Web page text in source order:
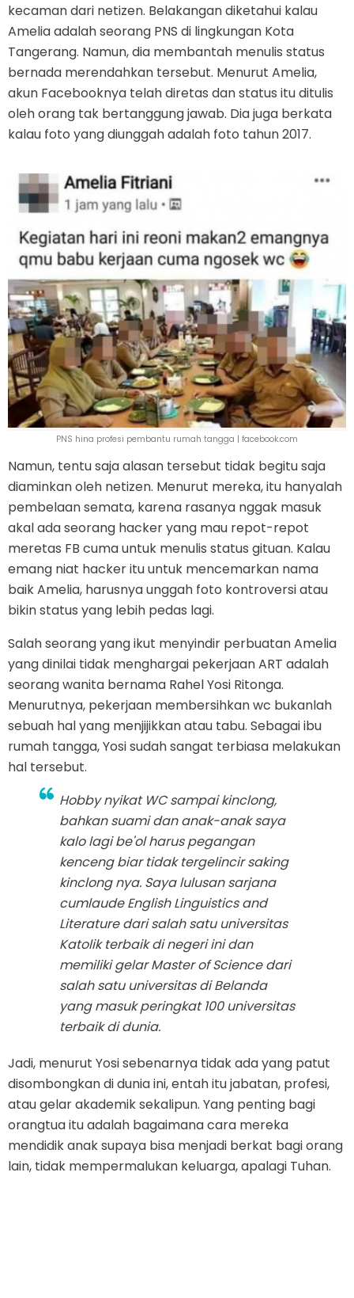
kecaman dari netizen. Belakangan diketahui kalau
Amelia adalah seorang PNS di lingkungan Kota
Tangerang. Namun, dia membantah menulis status
bernada merendahkan tersebut. Menurut Amelia,
akun Facebooknya telah diretas dan status itu ditulis
oleh orang tak bertanggung jawab. Dia juga berkata
kalau foto yang diunggah adalah foto tahun 2017.
PNS hina profesi pembantu rumah tangga | facebook.com
Namun, tentu saja alasan tersebut tidak begitu saja
diaminkan oleh netizen. Menurut mereka, itu hanyalah
pembelaan semata, karena rasanya nggak masuk
akal ada seorang hacker yang mau repot-repot
meretas FB cuma untuk menulis status gituan. Kalau
emang niat hacker itu untuk mencemarkan nama
baik Amelia, harusnya unggah foto kontroversi atau
bikin status yang lebih pedas lagi.
Salah seorang yang ikut menyindir perbuatan Amelia
yang dinilai tidak menghargai pekerjaan ART adalah
seorang wanita bernama Rahel Yosi Ritonga.
Menurutnya, pekerjaan membersihkan wc bukanlah
sebuah hal yang menjijikkan atau tabu. Sebagai ibu
rumah tangga, Yosi sudah sangat terbiasa melakukan
hal tersebut.
Hobby nyikat WC sampai kinclong,
bahkan suami dan anak-anak saya
kalo lagi be'ol harus pegangan
kenceng biar tidak tergelincir saking
kinclong nya. Saya lulusan sarjana
cumlaude English Linguistics and
Literature dari salah satu universitas
Katolik terbaik di negeri ini dan
memiliki gelar Master of Science dari
salah satu universitas di Belanda
yang masuk peringkat 100 universitas
terbaik di dunia.
Jadi, menurut Yosi sebenarnya tidak ada yang patut
disombongkan di dunia ini, entah itu jabatan, profesi,
atau gelar akademik sekalipun. Yang penting bagi
orangtua itu adalah bagaimana cara mereka
mendidik anak supaya bisa menjadi berkat bagi orang
lain, tidak mempermalukan keluarga, apalagi Tuhan.